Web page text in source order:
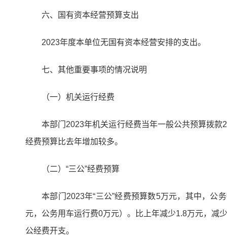
六、国有资本经营预算支出
2023年度本单位无国有资本经营安排的支出。
七、其他重要事项的情况说明
（一）机关运行经费
本部门2023年机关运行经费当年一般公共预算拨
经费预算比去年增加较多。
（二）“三公”经费预算
本部门2023年“三公”经费预算数5万元，其中，公
元，公务用车运行费0万元）。比上年减少1.8万元，减
公经费开支。